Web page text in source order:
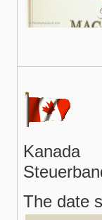
Kanada
The date